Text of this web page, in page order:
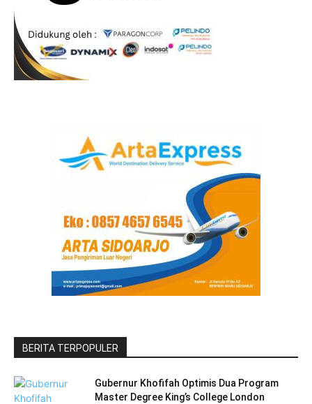
BERITA TERPOPULER
Gubernur Khofifah Optimis Dua Program
Master Degree King’s College London